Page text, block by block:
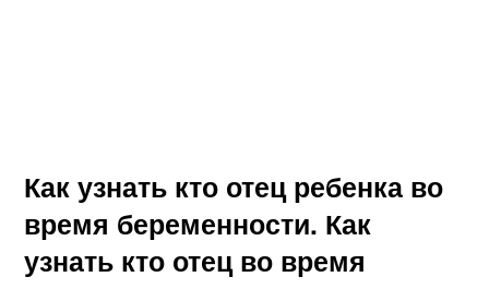
Как узнать кто отец ребенка во
время беременности. Как
узнать кто отец во время